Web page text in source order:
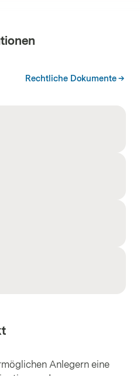
Rechtliche Dokumente
Anlegern eine